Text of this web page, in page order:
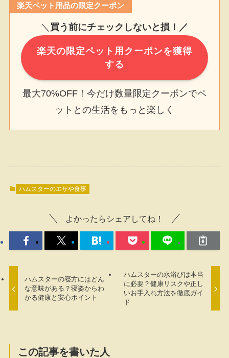
楽天ペット用品の限定クーポン
＼ 買う前にチェックしないと損！／
楽天の限定ペット用クーポンを獲得
する
最大70%OFF！今だけ数量限定クーポンでペ
ットとの生活をもっと楽しく
ハムスターのエサや食事
よかったらシェアしてね！
ハムスターの寝方にはどん
な意味がある？寝姿からわ
かる健康と安心ポイント
ハムスターの水浴びは本当
に必要？健康リスクや正し
いお手入れ方法を徹底ガイ
ド
この記事を書いた人